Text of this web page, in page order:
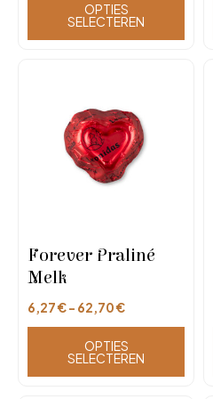
OPTIES
SELECTEREN
Forever Praliné
Melk
6,27€- 62,70€
OPTIES
SELECTEREN